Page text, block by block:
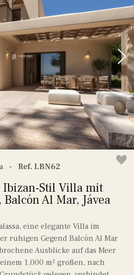
- Ref. LBN62
Ibizan-Stil Villa mit
Al Mar, Jávea
eine elegante Villa im
ruhigen Gegend Balcón Al Mar
Ausblicke auf das Meer
1.000 m² großen, nach